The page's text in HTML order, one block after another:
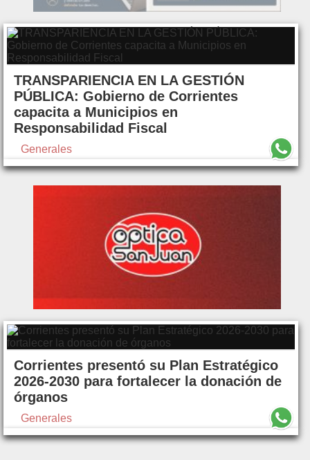
TRANSPARIENCIA EN LA GESTIÓN
PÚBLICA: Gobierno de Corrientes
capacita a Municipios en
Responsabilidad Fiscal
Generales
Corrientes presentó su Plan Estratégico
2026-2030 para fortalecer la donación de
órganos
Generales